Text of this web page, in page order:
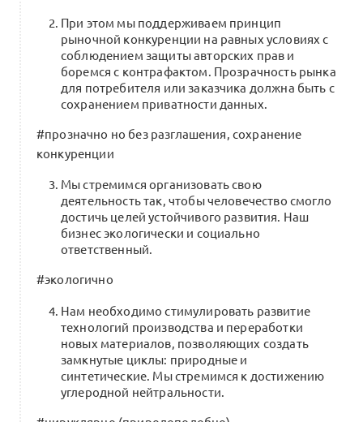
ОФЕРТА (Пользовательское
соглашение) Альянса х Beinopen
10 комментариев
Структура Альянса и ближайшие
менторские клубы
0
0 комментариев
цифровой инфраструктуры для
развития индустрии моды, ювелирки
и предметного дизайна в Казани
8 комментариев
При этом мы поддерживаем принцип
рыночной конкуренции на равных условиях с
соблюдением защиты авторских прав и
боремся с контрафактом. Прозрачность рынка
для потребителя или заказчика должна быть с
сохранением приватности данных.
#прозначно но без разглашения, сохранение
конкуренции
Мы стремимся организовать свою
деятельность так, чтобы человечество смогло
достичь целей устойчивого развития. Наш
бизнес экологически и социально
ответственный.
#экологично
Нам необходимо стимулировать развитие
технологий производства и переработки
новых материалов, позволяющих создать
замкнутые циклы: природные и
синтетические. Мы стремимся к достижению
углеродной нейтральности.